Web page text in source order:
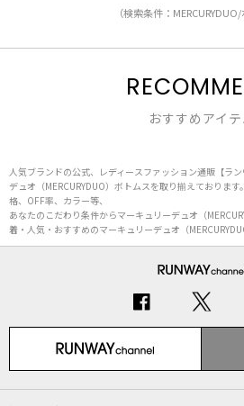
（検索条件：MERCURYDUO/
おすすめアイテ
人気ブランドの公式、レディースファッション通販【ラ
デュオ（MERCURYDUO）ボトムスを取り揃えておりま
格、OFF率、カラー等、
あなたのこだわり条件からマーキュリーデュオ（
着・人気・おすすめのマーキュリーデュオ（